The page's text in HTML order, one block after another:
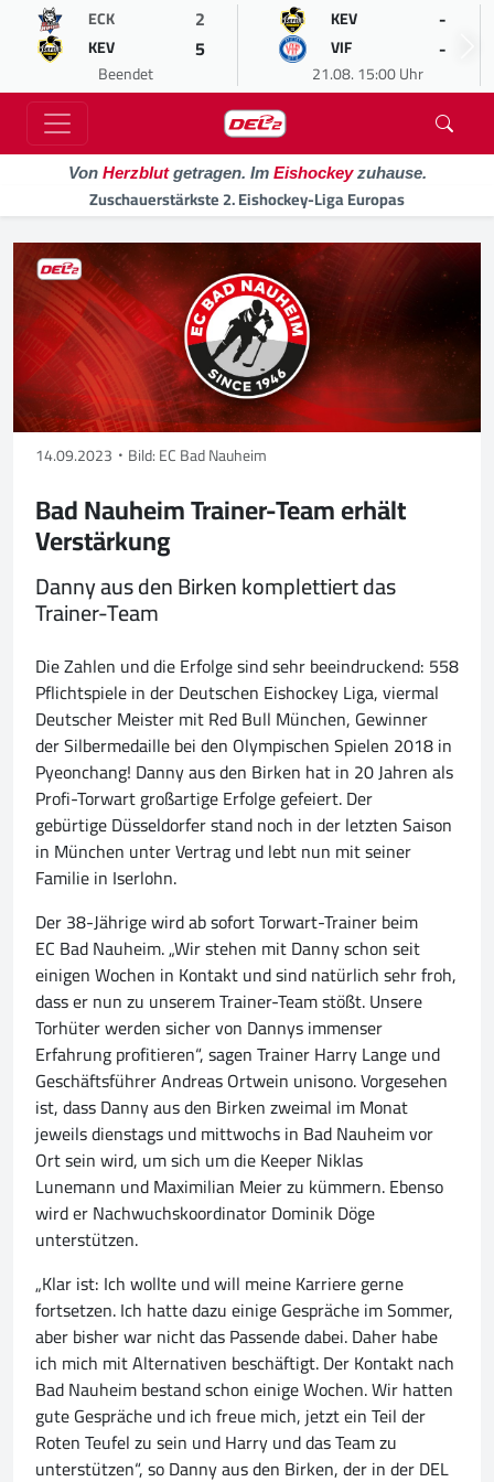
ECK 2
KEV 5
Beendet
KEV -
VIF -
21.08. 15:00 Uhr
Von Herzblutgetragen. Im Eishockeyzuhause.
Zuschauerstärkste 2. Eishockey-Liga Europas
14.09.2023 Bild: EC Bad Nauheim
Bad Nauheim Trainer-Team erhält
Verstärkung
Danny aus den Birken komplettiert das
Trainer-Team
Die Zahlen und die Erfolge sind sehr beeindruckend: 558
Pflichtspiele in der Deutschen Eishockey Liga, viermal
Deutscher Meister mit Red Bull München, Gewinner
der Silbermedaille bei den Olympischen Spielen 2018 in
Pyeonchang! Danny aus den Birken hat in 20 Jahren als
Profi-Torwart großartige Erfolge gefeiert. Der
gebürtige Düsseldorfer stand noch in der letzten Saison
in München unter Vertrag und lebt nun mit seiner
Familie in Iserlohn.
Der 38-Jährige wird ab sofort Torwart-Trainer beim
EC Bad Nauheim. „Wir stehen mit Danny schon seit
einigen Wochen in Kontakt und sind natürlich sehr froh,
dass er nun zu unserem Trainer-Team stößt. Unsere
Torhüter werden sicher von Dannys immenser
Erfahrung profitieren“, sagen Trainer Harry Lange und
Geschäftsführer Andreas Ortwein unisono. Vorgesehen
ist, dass Danny aus den Birken zweimal im Monat
jeweils dienstags und mittwochs in Bad Nauheim vor
Ort sein wird, um sich um die Keeper Niklas
Lunemann und Maximilian Meier zu kümmern. Ebenso
wird er Nachwuchskoordinator Dominik Döge
unterstützen.
„Klar ist: Ich wollte und will meine Karriere gerne
fortsetzen. Ich hatte dazu einige Gespräche im Sommer,
aber bisher war nicht das Passende dabei. Daher habe
ich mich mit Alternativen beschäftigt. Der Kontakt nach
Bad Nauheim bestand schon einige Wochen. Wir hatten
gute Gespräche und ich freue mich, jetzt ein Teil der
Roten Teufel zu sein und Harry und das Team zu
unterstützen“, so Danny aus den Birken, der in der DEL